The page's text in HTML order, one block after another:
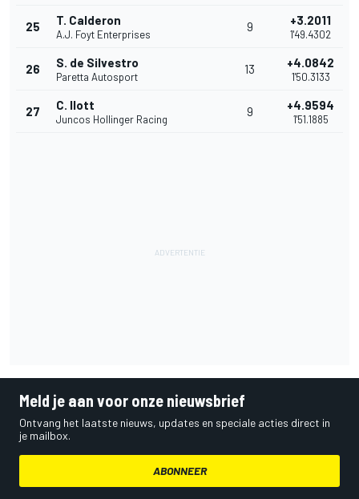
25 T. Calderon
A.J. Foyt Enterprises
9 +3.2011
1'49.4302
26 S. de Silvestro
Paretta Autosport
13 +4.0842
1'50.3133
27 C. Ilott
Juncos Hollinger Racing
9 +4.9594
1'51.1885
Meld je aan voor onze nieuwsbrief
Ontvang het laatste nieuws, updates en speciale acties direct in
je mailbox.
ABONNEER